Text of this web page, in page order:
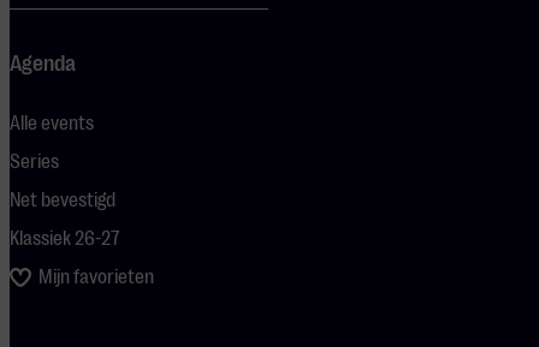
Agenda
Alle events
Series
Net bevestigd
Klassiek 26-27
Mijn favorieten